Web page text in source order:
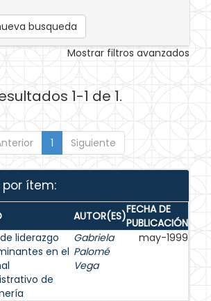
busqueda
Mostrar filtros avanzados
1-1 de 1.
1 Siguiente
por ítem:
AUTOR(ES)FECHA DE
PUBLICACIÓN
liderazgo
en el
de
Gabriela
Palomé
Vega
may-1999